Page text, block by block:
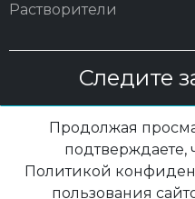
Растворители
Следите
© 2003 – 2026 ОО
Продолжая
подтверждаете,
Политикой
пользования